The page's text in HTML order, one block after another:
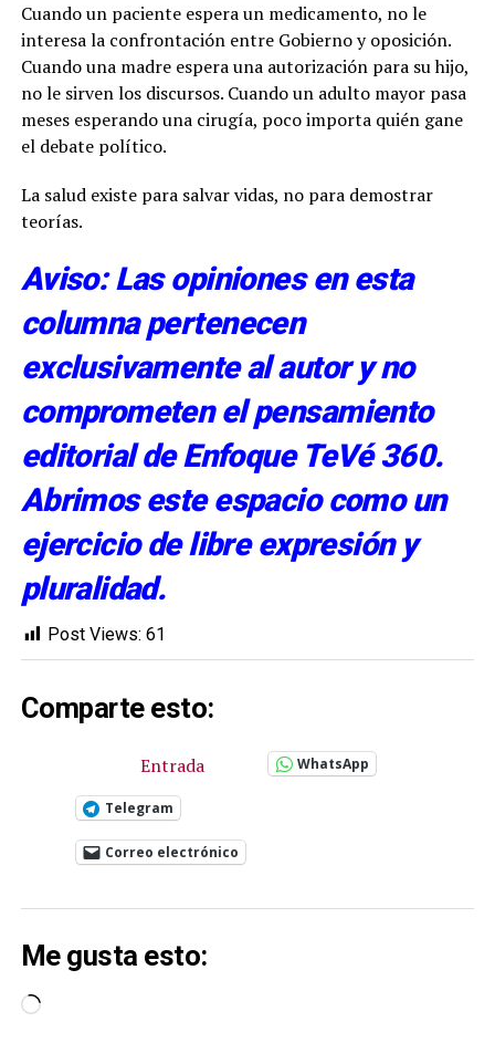
Cuando un paciente espera un medicamento, no le
interesa la confrontación entre Gobierno y oposición.
Cuando una madre espera una autorización para su hijo,
no le sirven los discursos. Cuando un adulto mayor pasa
meses esperando una cirugía, poco importa quién gane
el debate político.
La salud existe para salvar vidas, no para demostrar
teorías.
Aviso: Las opiniones en esta
columna pertenecen
exclusivamente al autor y no
comprometen el pensamiento
editorial de Enfoque TeVé 360.
Abrimos este espacio como un
ejercicio de libre expresión y
pluralidad.
Post Views: 61
Comparte esto:
Entrada WhatsApp
Telegram
Correo electrónico
Me gusta esto:
Cargando...